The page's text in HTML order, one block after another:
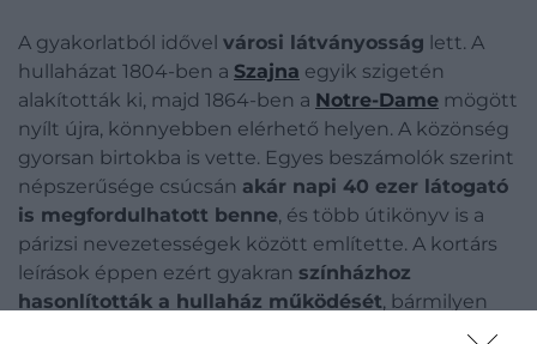
A gyakorlatból idővel városi látványosság lett. A
hullaházat 1804-ben a Szajna egyik szigetén
alakították ki, majd 1864-ben a Notre-Dame mögött
nyílt újra, könnyebben elérhető helyen. A közönség
gyorsan birtokba is vette. Egyes beszámolók szerint
népszerűsége csúcsán akár napi 40 ezer látogató
is megfordulhatott benne, és több útikönyv is a
párizsi nevezetességek között említette. A kortárs
leírások éppen ezért gyakran színházhoz
hasonlították a hullaház működését, bármilyen